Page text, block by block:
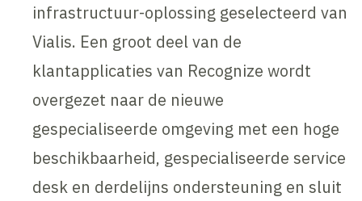
infrastructuur-oplossing geselecteerd van
Vialis. Een groot deel van de
klantapplicaties van Recognize wordt
overgezet naar de nieuwe
gespecialiseerde omgeving met een hoge
beschikbaarheid, gespecialiseerde service
desk en derdelijns ondersteuning en sluit